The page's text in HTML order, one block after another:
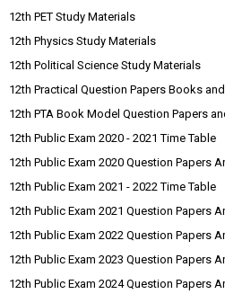
12th PET Study Materials
12th Physics Study Materials
12th Political Science Study Materials
12th Practical Question Papers Books
12th PTA Book Model Question Papers
12th Public Exam 2020 - 2021 Time Table
12th Public Exam 2020 Question Papers
12th Public Exam 2021 - 2022 Time Table
12th Public Exam 2021 Question Papers
12th Public Exam 2022 Question Papers
12th Public Exam 2023 Question Papers
12th Public Exam 2024 Question Papers